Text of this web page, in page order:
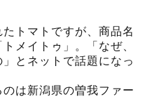
トマトですが、商品名
メイトゥ」。「なぜ、
とネットで話題になっ
は新潟県の曽我ファー